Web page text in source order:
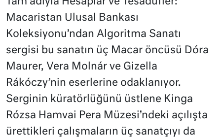
Macaristan Ulusal Bankası
Koleksiyonu’ndan Algoritma Sanatı
sergisi bu sanatın üç Macar öncüsü Dóra
Maurer, Vera Molnár ve Gizella
Rákóczy’nin eserlerine odaklanıyor.
Serginin küratörlüğünü üstlene Kinga
Rózsa Hamvai Pera Müzesi’ndeki açılışta
ürettikleri çalışmaların üç sanatçıyı da